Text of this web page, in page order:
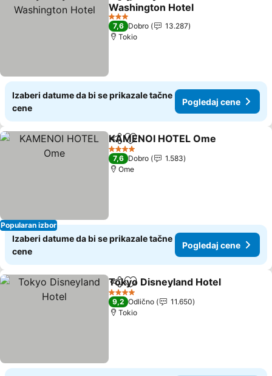
Washington Hotel
Pogledaj cene
3 Zvezdice
7,6 Dobro
13.287
Tokio
Izaberi datume da bi se prikazale tačne
cene
Pogledaj cene
Popularan izbor
Deli Dodati u favorite
KAMENOI HOTEL Ome
4 Zvezdice
7,6 Dobro
1.583
Ome
Izaberi datume da bi se prikazale tačne
cene
Pogledaj cene
Deli Dodati u favorite
Tokyo Disneyland Hotel
4 Zvezdice
9,2 Odlično
11.650
Tokio